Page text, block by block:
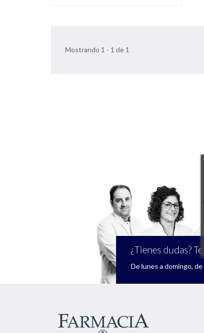
Mostrando 1 - 1 de 1
¿Tienes dudas?
De lunes a domingo,